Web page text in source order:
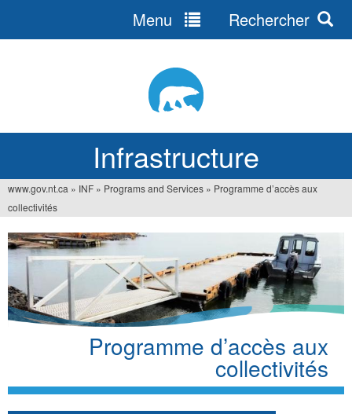
Infrastructure
Menu Rechercher
Vous
êtes
ici
www.gov.nt.ca » INF » Programs and Services » Programme d’accès aux
collectivités
Programme d’accès aux
collectivités